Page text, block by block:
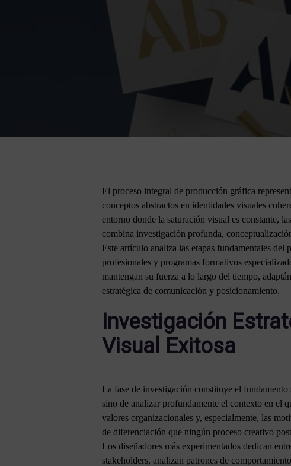
El proceso integral de producción gráfica
conceptos abstractos en identidades visuales
entorno donde la saturación visual es constante,
combina investigación profunda,
Este artículo analiza las etapas fundamentales del
profesionales y programas formativos
mantengan su fuerza a lo largo del tiempo,
estratégica de comunicación y posicionamiento.
Investigación
Visual Exitosa
La fase de investigación constituye el
sino de analizar profundamente el contexto en el
valores organizacionales y, especialmente, las
de diferenciación que ningún proceso creativo
Los diseñadores más experimentados dedican
stakeholders, analizan patrones de